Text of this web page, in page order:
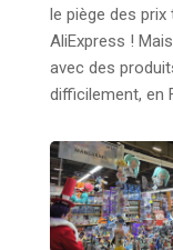
le piège des
AliExpress !
avec des
difficilement, en